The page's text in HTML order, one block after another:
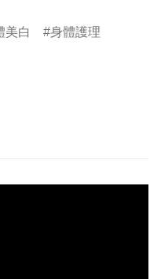
美白
身體護理